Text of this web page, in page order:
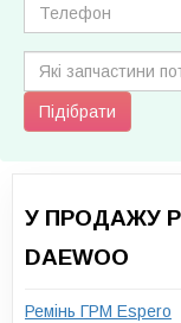
Підібрати
У ПРОДАЖУ
DAEWOO
Ремінь ГРМ Espero